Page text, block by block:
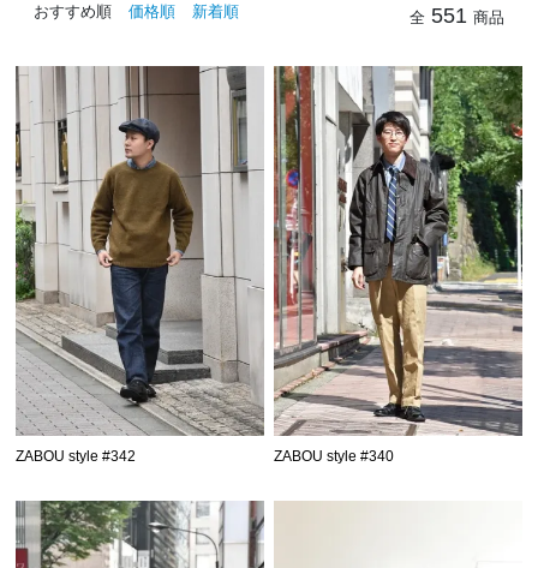
おすすめ順 価格順 新着順 全 551 商品
ZABOU style #342 ZABOU style #340